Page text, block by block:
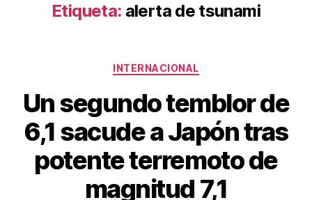
Etiqueta: alerta de tsunami
Categorías
INTERNACIONAL
Un segundo temblor de
6,1 sacude a Japón tras
potente terremoto de
magnitud 7,1